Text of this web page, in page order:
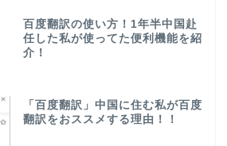
百度翻訳の使い方！1年半中国赴
任した私が使ってた便利機能を紹
介！
「百度翻訳」中国に住む私が百度
翻訳をおススメする理由！！